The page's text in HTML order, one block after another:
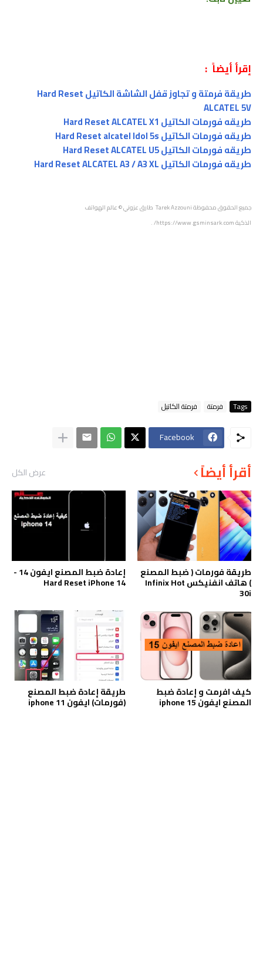
إقرأ أيضاً :
طريقة فرمتة و تجاوز قفل الشاشة الكاتيل Hard Reset
ALCATEL 5V
طريقه فورمات الكاتيل Hard Reset ALCATEL X1
طريقه فورمات الكاتيل Hard Reset alcatel Idol 5s
طريقه فورمات الكاتيل Hard Reset ALCATEL U5
طريقه فورمات الكاتيل Hard Reset ALCATEL A3 / A3 XL
جميع الحقوق محفوظةTarek Azzouni طارق عزوني
© عالم الهواتف
الذكيةhttps://www.gsminsark.com/
.
Tags فرمتة فرمتة الكاتيل
Facebook
أقرأ أيضاً عرض الكل
طريقة فورمات ( ضبط المصنع
) هاتف انفنيكس Infinix Hot
30i
إعادة ضبط المصنع ايفون 14 -
Hard Reset iPhone 14
كيف افرمت و إعادة ضبط
المصنع ايفون iphone 15
طريقة إعادة ضبط المصنع
(فورمات) ايفون iphone 11